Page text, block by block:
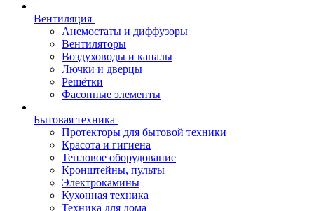
Вентиляция
Анемостаты и диффузоры
Вентиляторы
Воздуховоды и каналы
Лючки и дверцы
Решётки
Фасонные элементы
Бытовая техника
Протекторы для бытовой техники
Красота и гигиена
Тепловое оборудование
Кронштейны, пульты
Электрокамины
Кухонная техника
Техника для дома